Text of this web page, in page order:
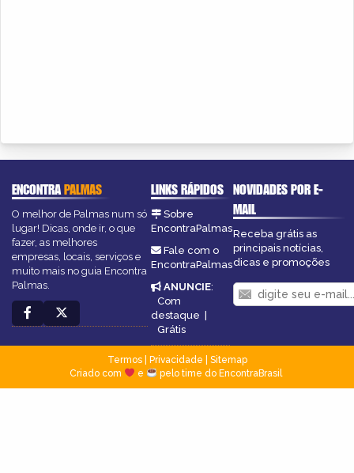
ENCONTRAPALMAS
O melhor de Palmas num só
lugar! Dicas, onde ir, o que
fazer, as melhores
empresas, locais, serviços e
muito mais no guia Encontra
Palmas.
LINKS RÁPIDOS
Sobre
EncontraPalmas
Fale com o
EncontraPalmas
ANUNCIE:
Com
destaque |
Grátis
NOVIDADES POR E-
MAIL
Receba grátis as
principais notícias,
dicas e promoções
Termos| Privacidade
Sitemap
Criado com
e pelo time do EncontraBrasil